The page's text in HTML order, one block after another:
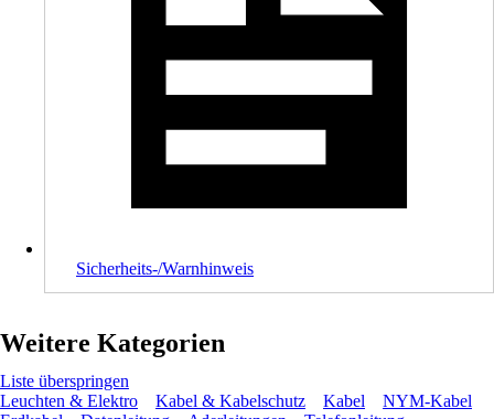
Sicherheits-/Warnhinweis
Weitere Kategorien
Liste überspringen
Leuchten & Elektro
Kabel & Kabelschutz Kabel
NYM-Kabel